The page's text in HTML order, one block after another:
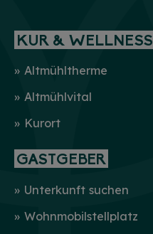
KUR & WELLNESS
Altmühltherme
Altmühlvital
Kurort
GASTGEBER
Unterkunft suchen
Wohnmobilstellplatz